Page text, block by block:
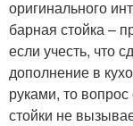
оригинального
барная стойка –
если учесть, что
дополнение в
руками, то
стойки не